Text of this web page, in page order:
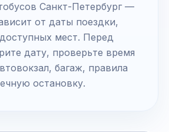
Санкт-Петербург —
от даты поездки,
мест. Перед
дату, проверьте время
багаж, правила
остановку.